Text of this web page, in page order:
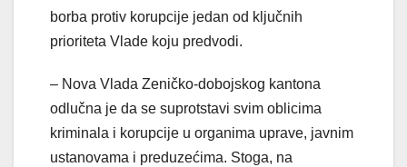
borba protiv korupcije jedan od ključnih
prioriteta Vlade koju predvodi.
– Nova Vlada Zeničko-dobojskog kantona
odlučna je da se suprotstavi svim oblicima
kriminala i korupcije u organima uprave, javnim
ustanovama i preduzećima. Stoga, na